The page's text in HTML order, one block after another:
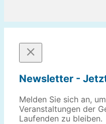
Newsletter -
Melden Sie sich an,
Veranstaltungen der
Laufenden zu bleiben.